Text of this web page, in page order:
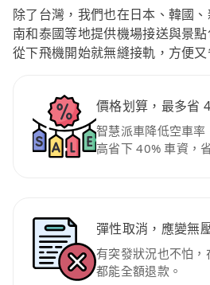
除了台灣，我們也在日本、韓國
南和泰國等地提供機場接送與景
從下飛機開始就無縫接軌，方便又
價格划算，最多省
智慧派車降低空車
高省下 40% 車資，
彈性取消，應變無
有突發狀況也不怕，
都能全額退款。